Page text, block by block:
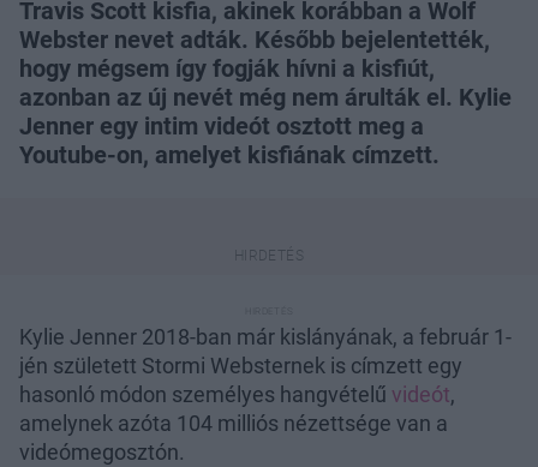
Travis Scott kisfia, akinek korábban a Wolf
Webster nevet adták. Később bejelentették,
hogy mégsem így fogják hívni a kisfiút,
azonban az új nevét még nem árulták el. Kylie
Jenner egy intim videót osztott meg a
Youtube-on, amelyet kisfiának címzett.
Kylie Jenner 2018-ban már kislányának, a február 1-
jén született Stormi Websternek is címzett egy
hasonló módon személyes hangvételű videót,
amelynek azóta 104 milliós nézettsége van a
videómegosztón.